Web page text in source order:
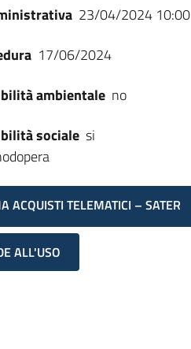
23/04/2024 10:00
17/06/2024
ambientale no
sociale si
ACQUISTI TELEMATICI – SATER
ALL'USO